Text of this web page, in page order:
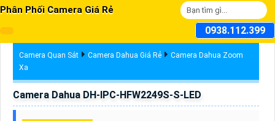
Phân Phối Camera Giá Rẻ
0938.112.399
Camera Quan Sát Camera Dahua Giá Rẻ
Camera Dahua Zoom
Xa
Camera Dahua DH-IPC-HFW2249S-S-LED